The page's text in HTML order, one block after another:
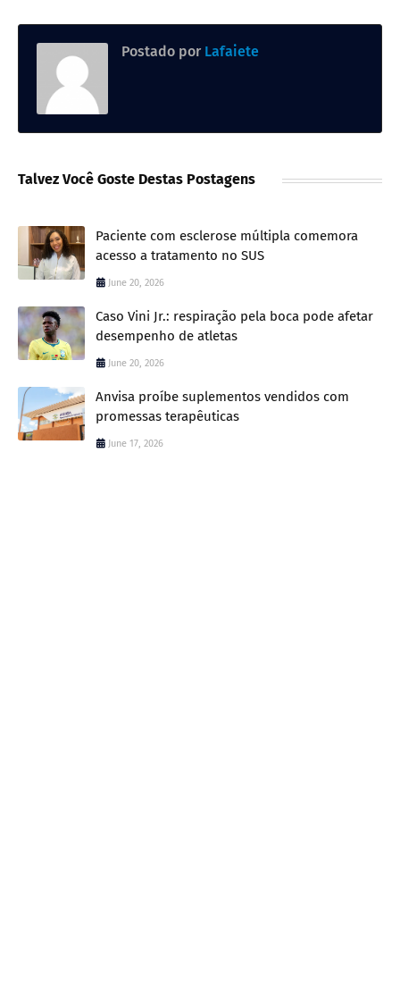
Postado por Lafaiete
Talvez Você Goste Destas Postagens
Paciente com esclerose múltipla comemora
acesso a tratamento no SUS
June 20, 2026
Caso Vini Jr.: respiração pela boca pode afetar
desempenho de atletas
June 20, 2026
Anvisa proíbe suplementos vendidos com
promessas terapêuticas
June 17, 2026